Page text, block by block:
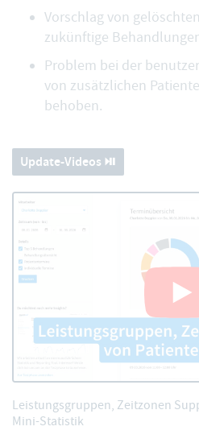
Vorschlag von
zukünftige
Problem bei der
von zusätzlichen
behoben.
Update-Videos ⏯️
Leistungsgruppen, Zeitzonen
Mini-Statistik